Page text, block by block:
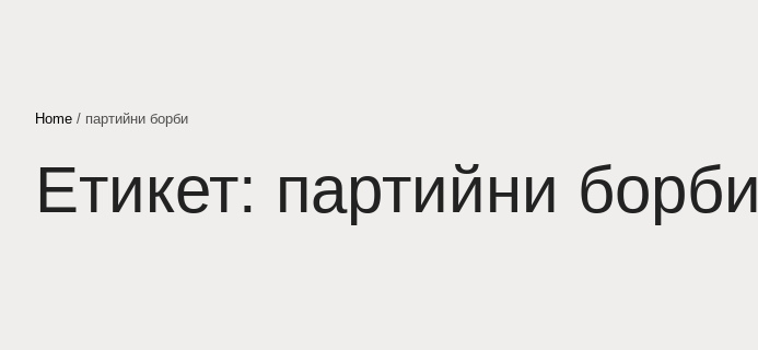
Home / партийни борби
Етикет: партийни борби